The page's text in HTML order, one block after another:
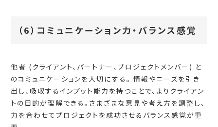
（6）コミュニケーション力・バランス感覚
他者 (クライアント、パートナー、プロジェクトメンバー) と
のコミュニケーションを大切にする。 情報やニーズを引き
出し、吸収するインプット能力を持つことで、よりクライアン
トの目的が理解できる。さまざまな意見や考え方を調整し、
力を合わせてプロジェクトを成功させるバランス感覚が重